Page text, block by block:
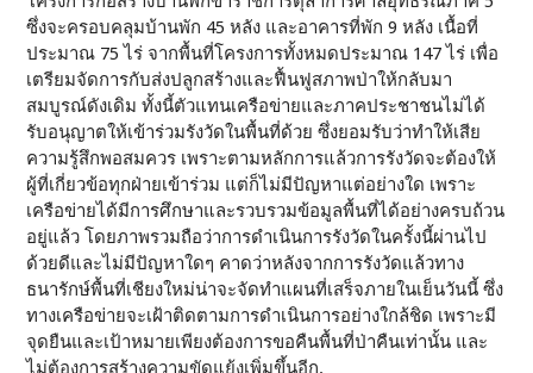
ซึ่งจะครอบคลุมบ้านพัก 45 หลัง และอาคารที่พัก 9 หลัง เนื้อที่
ประมาณ 75 ไร่ จากพื้นที่โครงการทั้งหมดประมาณ 147 ไร่ เพื่อ
เตรียมจัดการกับส่งปลูกสร้างและฟื้นฟูสภาพป่าให้กลับมา
สมบูรณ์ดังเดิม ทั้งนี้ตัวแทนเครือข่ายและภาคประชาชนไม่ได้
รับอนุญาตให้เข้าร่วมรังวัดในพื้นที่ด้วย ซึ่งยอมรับว่าทำให้เสีย
ความรู้สึกพอสมควร เพราะตามหลักการแล้วการรังวัดจะต้องให้
ผู้ที่เกี่ยวข้อทุกฝ่ายเข้าร่วม แต่ก็ไม่มีปัญหาแต่อย่างใด เพราะ
เครือข่ายได้มีการศึกษาและรวบรวมข้อมูลพื้นที่ได้อย่างครบถ้วน
อยู่แล้ว โดยภาพรวมถือว่าการดำเนินการรังวัดในครั้งนี้ผ่านไป
ด้วยดีและไม่มีปัญหาใดๆ คาดว่าหลังจากการรังวัดแล้วทาง
ธนารักษ์พื้นที่เชียงใหม่น่าจะจัดทำแผนที่เสร็จภายในเย็นวันนี้ ซึ่ง
ทางเครือข่ายจะเฝ้าติดตามการดำเนินการอย่างใกล้ชิด เพราะมี
จุดยืนและเป้าหมายเพียงต้องการขอคืนพื้นที่ป่าคืนเท่านั้น และ
ไม่ต้องการสร้างความขัดแย้งเพิ่มขึ้นอีก.